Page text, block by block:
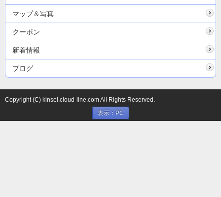
マップ＆写真
クーポン
新着情報
ブログ
Copyright (C) kinsei.cloud-line.com All Rights Reserved.
表示：PC